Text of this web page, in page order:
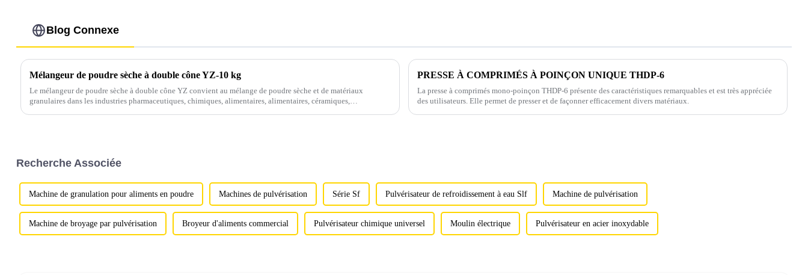
Blog Connexe
Mélangeur de poudre sèche à double cône YZ-10 kg
Le mélangeur de poudre sèche à double cône YZ convient au mélange de poudre sèche et de matériaux
granulaires dans les industries pharmaceutiques, chimiques, alimentaires, alimentaires, céramiques,
PRESSE À COMPRIMÉS À POINÇON UNIQUE THDP-6
La presse à comprimés mono-poinçon THDP-6 présente des caractéristiques remarquables et est très appréciée
des utilisateurs. Elle permet de presser et de façonner efficacement divers matériaux.
Recherche Associée
Machine de granulation pour aliments en poudre Machines de pulvérisation Série Sf Pulvérisateur de refroidissement à eau Slf Machine de pulvérisation
Machine de broyage par pulvérisation Broyeur d'aliments commercial Pulvérisateur chimique universel Moulin électrique Pulvérisateur en acier inoxydable